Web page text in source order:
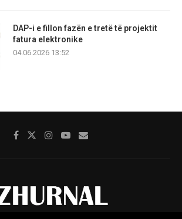
DAP-i e fillon fazën e tretë të projektit
fatura elektronike
04.06.2026 13:52